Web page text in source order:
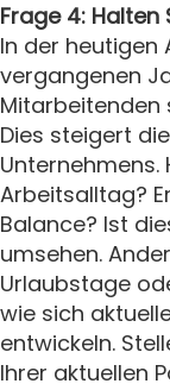
Frage 4:
In der heutigen
vergangenen
Mitarbeitenden
Dies steigert
Unternehmens.
Arbeitsalltag?
Balance? Ist
umsehen.
Urlaubstage
wie sich
entwickeln.
Ihrer aktuellen